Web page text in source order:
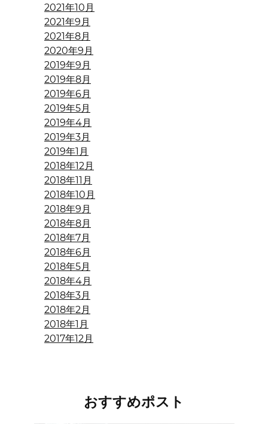
2021年10月
2021年9月
2021年8月
2020年9月
2019年9月
2019年8月
2019年6月
2019年5月
2019年4月
2019年3月
2019年1月
2018年12月
2018年11月
2018年10月
2018年9月
2018年8月
2018年7月
2018年6月
2018年5月
2018年4月
2018年3月
2018年2月
2018年1月
2017年12月
おすすめポスト